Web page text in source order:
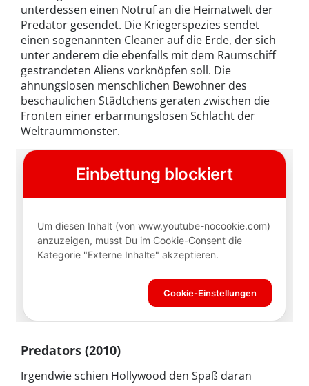
unterdessen einen Notruf an die Heimatwelt der
Predator gesendet. Die Kriegerspezies sendet
einen sogenannten Cleaner auf die Erde, der sich
unter anderem die ebenfalls mit dem Raumschiff
gestrandeten Aliens vorknöpfen soll. Die
ahnungslosen menschlichen Bewohner des
beschaulichen Städtchens geraten zwischen die
Fronten einer erbarmungslosen Schlacht der
Weltraummonster.
Predators (2010)
Irgendwie schien Hollywood den Spaß daran